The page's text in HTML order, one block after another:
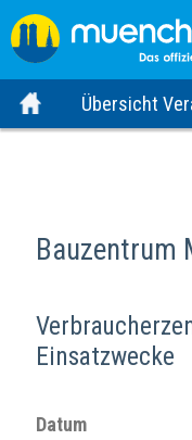
Übersicht
Bauzentrum
Einsatzwecke
Datum